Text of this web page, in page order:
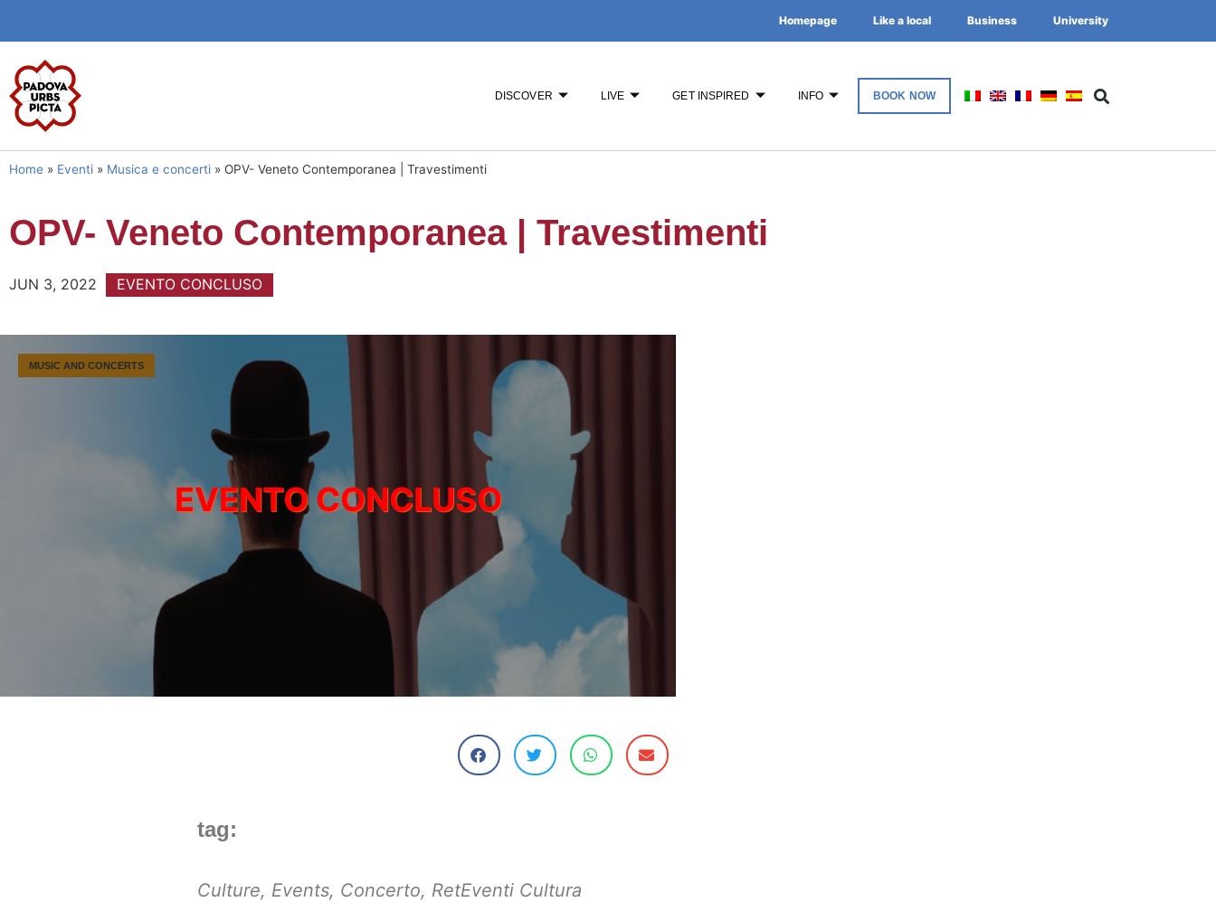
Homepage Like a local Business University
DISCOVER LIVE GET INSPIRED INFO BOOK NOW
Home » Eventi » Musica e concerti » OPV- Veneto Contemporanea | Travestimenti
OPV- Veneto Contemporanea | Travestimenti
JUN 3, 2022 EVENTO CONCLUSO
MUSIC AND CONCERTS
tag:
Culture, Events, Concerto, RetEventi Cultura